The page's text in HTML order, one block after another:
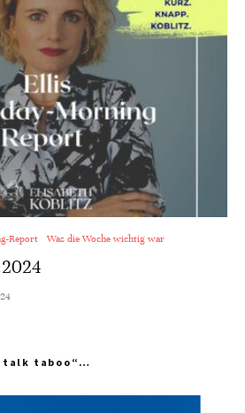
Report Was die Woche wichtig war
talk taboo“…